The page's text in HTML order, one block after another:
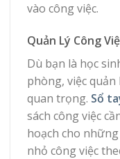
vào công việc.
Quản Lý Công
Dù bạn là học
phòng, việc
quan trọng. Sổ
sách công việc
hoạch cho
nhỏ công việc